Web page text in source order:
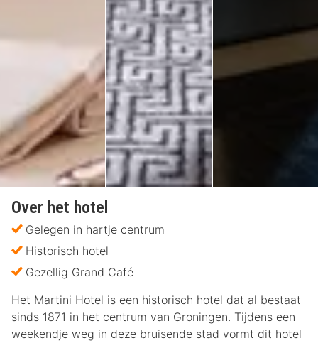
Over het hotel
Gelegen in hartje centrum
Historisch hotel
Gezellig Grand Café
Het Martini Hotel is een historisch hotel dat al bestaat
sinds 1871 in het centrum van Groningen. Tijdens een
weekendje weg in deze bruisende stad vormt dit hotel